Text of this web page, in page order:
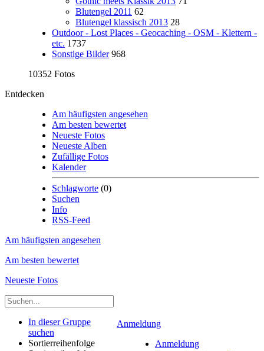
Blutengel 2011 62
Blutengel klassisch 2013 28
Outdoor - Lost Places - Geocaching - OSM - Klettern -
etc. 1737
Sonstige Bilder 968
10352 Fotos
Entdecken
Am häufigsten angesehen
Am besten bewertet
Neueste Fotos
Neueste Alben
Zufällige Fotos
Kalender
Schlagworte (0)
Suchen
Info
RSS-Feed
Am häufigsten angesehen
Am besten bewertet
Neueste Fotos
Anmeldung
Anmeldung
In dieser Gruppe
suchen
Sortierreihenfolge